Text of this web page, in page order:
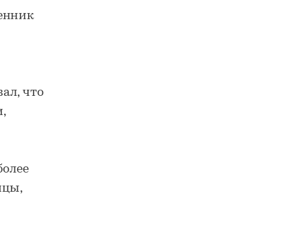
что